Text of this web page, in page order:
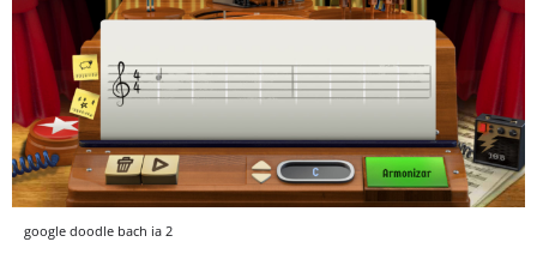
google doodle bach ia 2